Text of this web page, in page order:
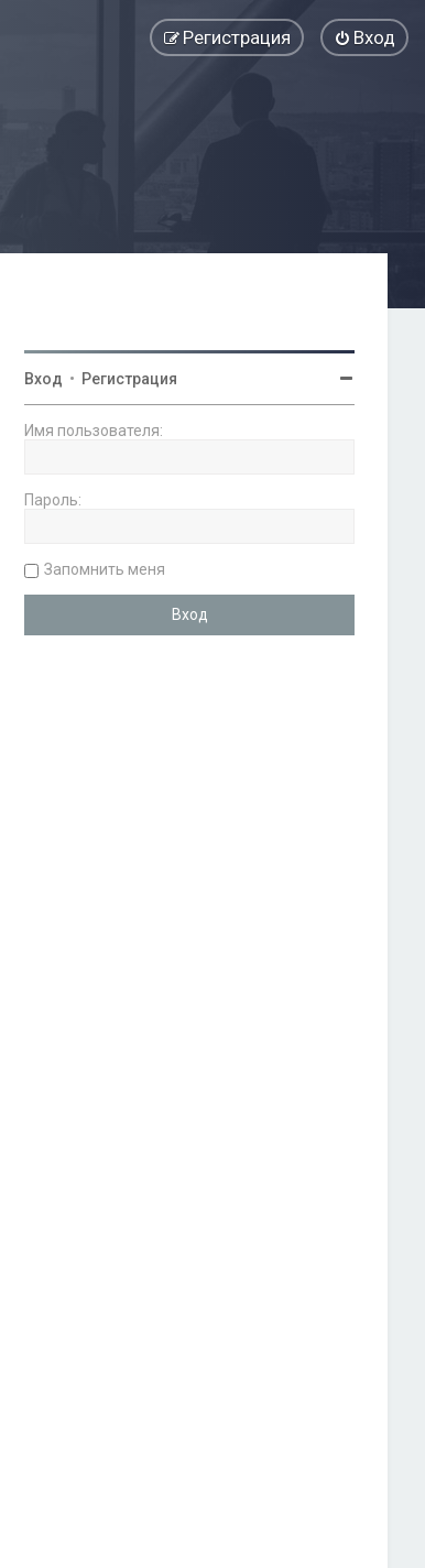
Вход
Регистрация
След.
Вход • Регистрация
Имя пользователя:
Пароль:
Запомнить меня